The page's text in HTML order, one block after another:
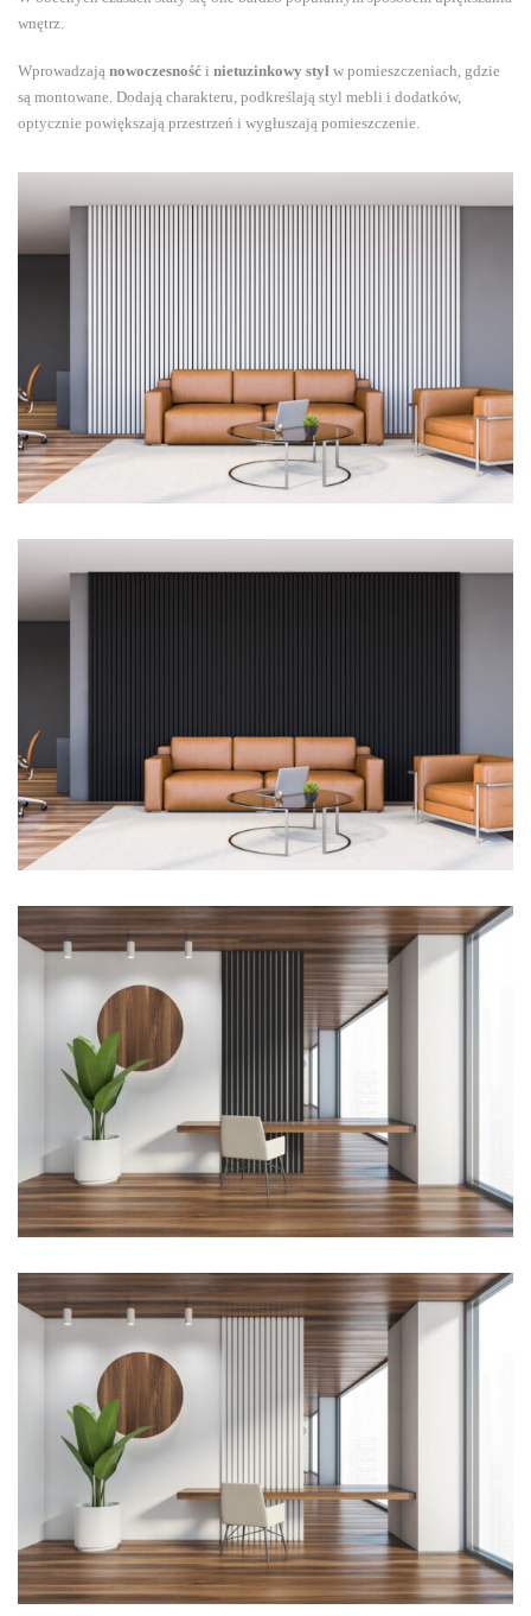
wnętrz.
Wprowadzają nowoczesność i nietuzinkowy styl w pomieszczeniach, gdzie
są montowane. Dodają charakteru, podkreślają styl mebli i dodatków,
optycznie powiększają przestrzeń i wygłuszają pomieszczenie.